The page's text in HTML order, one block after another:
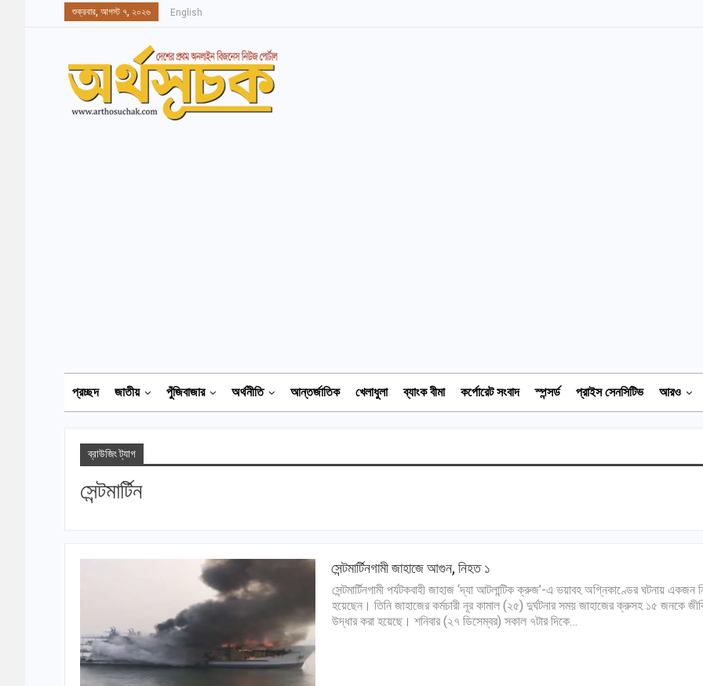
শুক্রবার, আগস্ট ৭, ২০২৬ English
প্রচ্ছদ জাতীয় পুঁজিবাজার অর্থনীতি আন্তর্জাতিক খেলাধুলা ব্যাংক বীমা কর্পোরেট সংবাদ স্পন্সর্ড প্রাইস সেনসিটিভ আরও
ব্রাউজিং ট্যাগ
সেন্টমার্টিন
সেন্টমার্টিনগামী জাহাজে আগুন, নিহত ১
সেন্টমার্টিনগামী পর্যটকবাহী জাহাজ ‘দ্যা আটলান্টিক ক্রুজ’-এ ভয়াবহ অগ্নিকাণ্ডের ঘটনায় একজন
হয়েছেন। তিনি জাহাজের কর্মচারী নূর কামাল (২৫) দুর্ঘটনার সময় জাহাজের ক্রুসহ ১৫ জনকে
উদ্ধার করা হয়েছে। শনিবার (২৭ ডিসেম্বর) সকাল ৭টার দিকে…